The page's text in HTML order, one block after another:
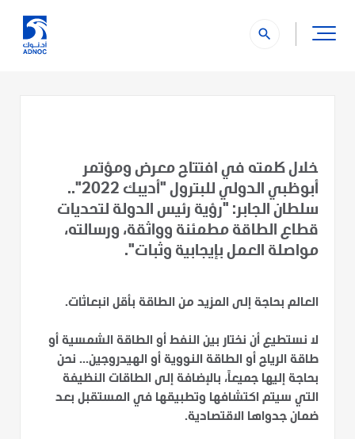
search
خلال كلمته في افتتاح معرض ومؤتمر
أبوظبي الدولي للبترول "أديبك 2022"..
سلطان الجابر: "رؤية رئيس الدولة لتحديات
قطاع الطاقة مطمئنة وواثقة، ورسالته،
مواصلة العمل بإيجابية وثبات".
العالم بحاجة إلى المزيد من الطاقة بأقل انبعاثات.
لا نستطيع أن نختار بين النفط أو الطاقة الشمسية أو
طاقة الرياح أو الطاقة النووية أو الهيدروجين... نحن
بحاجة إليها جميعاً، بالإضافة إلى الطاقات النظيفة
التي سيتم اكتشافها وتطبيقها في المستقبل بعد
ضمان جدواها الاقتصادية.